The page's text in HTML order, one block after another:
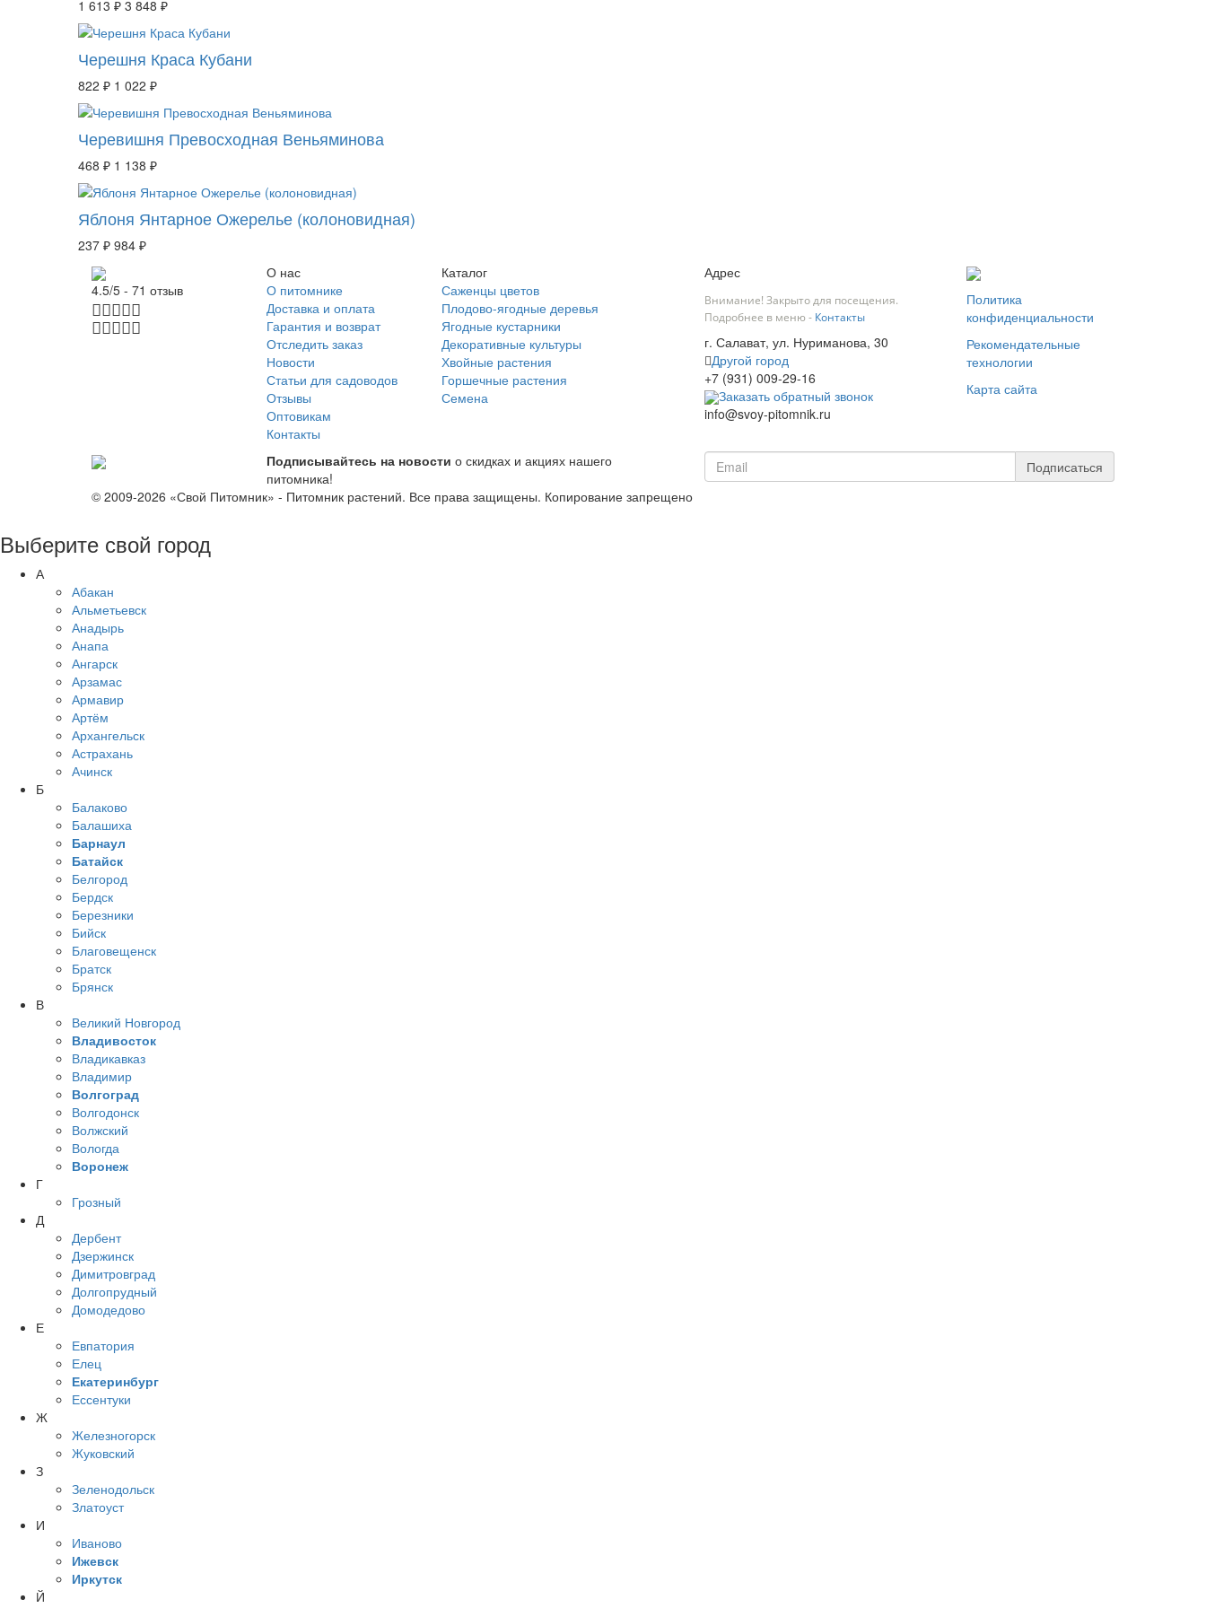
1 613 ₽ 3 848 ₽
Черешня Краса Кубани
822 ₽ 1 022 ₽
Черевишня Превосходная Веньяминова
468 ₽ 1 138 ₽
Яблоня Янтарное Ожерелье (колоновидная)
237 ₽ 984 ₽
4.5/5 - 71 отзыв
О нас
О питомнике
Доставка и оплата
Гарантия и возврат
Отследить заказ
Новости
Статьи для садоводов
Отзывы
Оптовикам
Контакты
Каталог
Саженцы цветов
Плодово-ягодные деревья
Ягодные кустарники
Декоративные культуры
Хвойные растения
Горшечные растения
Семена
Адрес
Внимание! Закрыто для посещения.
Подробнее в меню - Контакты
г. Салават, ул. Нуриманова, 30
Другой город
+7 (931) 009-29-16
Заказать обратный звонок
info@svoy-pitomnik.ru
Политика
конфиденциальности
Рекомендательные
технологии
Карта сайта
Подписывайтесь на новости о скидках и акциях нашего
питомника!
Подписаться
© 2009-2026 «Свой Питомник» - Питомник растений. Все права защищены. Копирование запрещено
Выберите свой город
А
Абакан
Альметьевск
Анадырь
Анапа
Ангарск
Арзамас
Армавир
Артём
Архангельск
Астрахань
Ачинск
Б
Балаково
Балашиха
Барнаул
Батайск
Белгород
Бердск
Березники
Бийск
Благовещенск
Братск
Брянск
В
Великий Новгород
Владивосток
Владикавказ
Владимир
Волгоград
Волгодонск
Волжский
Вологда
Воронеж
Г
Грозный
Д
Дербент
Дзержинск
Димитровград
Долгопрудный
Домодедово
Е
Евпатория
Елец
Екатеринбург
Ессентуки
Ж
Железногорск
Жуковский
З
Зеленодольск
Златоуст
И
Иваново
Ижевск
Иркутск
Й